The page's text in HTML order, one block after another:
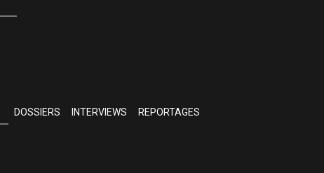
DOSSIERS INTERVIEWS REPORTAGES